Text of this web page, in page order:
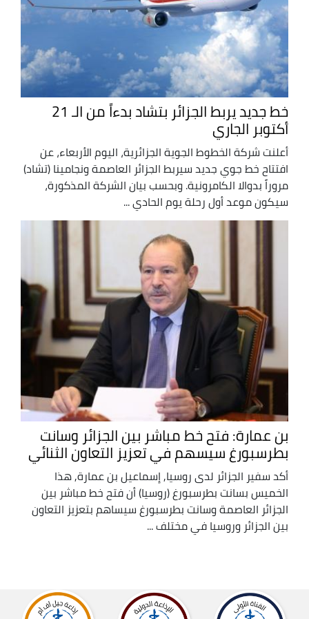
خط جديد يربط الجزائر بتشاد بدءاً من الـ 21
أكتوبر الجاري
أعلنت شركة الخطوط الجوية الجزائرية، اليوم الأربعاء، عن
افتتاح خط جوي جديد سيربط الجزائر العاصمة ونجامينا (تشاد)
مروراً بدوالا الكامرونية. وبحسب بيان الشركة المذكورة،
سيكون موعد أول رحلة يوم الحادي ...
بن عمارة: فتح خط مباشر بين الجزائر وسانت
بطرسبورغ سيسهم في تعزيز التعاون الثنائي
أكد سفير الجزائر لدى روسيا, إسماعيل بن عمارة, هذا
الخميس بسانت بطرسبورغ (روسيا) أن فتح خط مباشر بين
الجزائر العاصمة وسانت بطرسبورغ سيساهم بتعزيز التعاون
بين الجزائر وروسيا في مختلف ...